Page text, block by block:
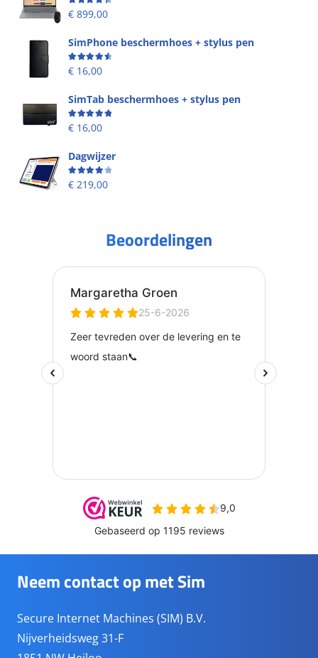
Beoordeling
€ 899,00
SimPhone beschermhoes + stylus pen
Beoordeling
€ 16,00
SimTab beschermhoes + stylus pen
Beoordeling
€ 16,00
Dagwijzer
Beoordeling
€ 219,00
Beoordelingen
Neem contact op met Sim
Secure Internet Machines (SIM) B.V.
Nijverheidsweg 31-F